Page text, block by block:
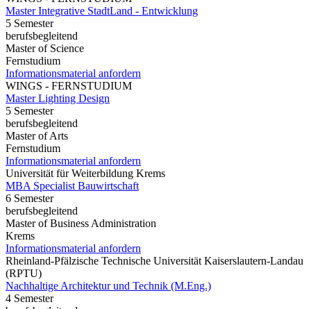
Master Integrative StadtLand - Entwicklung
5 Semester
berufsbegleitend
Master of Science
Fernstudium
Informationsmaterial anfordern
WINGS - FERNSTUDIUM
Master Lighting Design
5 Semester
berufsbegleitend
Master of Arts
Fernstudium
Informationsmaterial anfordern
Universität für Weiterbildung Krems
MBA Specialist Bauwirtschaft
6 Semester
berufsbegleitend
Master of Business Administration
Krems
Informationsmaterial anfordern
Rheinland-Pfälzische Technische Universität Kaiserslautern-Landau
(RPTU)
Nachhaltige Architektur und Technik (M.Eng.)
4 Semester